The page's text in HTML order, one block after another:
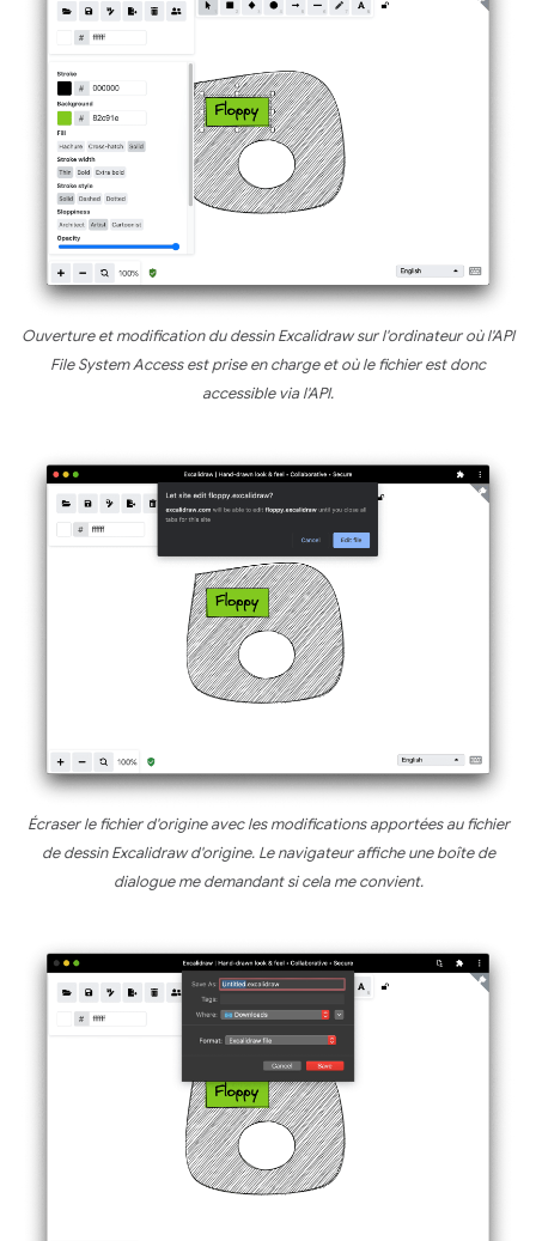
Ouverture et modification du dessin Excalidraw sur l'ordinateur où l'API
File System Access est prise en charge et où le fichier est donc
accessible via l'API.
Écraser le fichier d'origine avec les modifications apportées au fichier
de dessin Excalidraw d'origine. Le navigateur affiche une boîte de
dialogue me demandant si cela me convient.